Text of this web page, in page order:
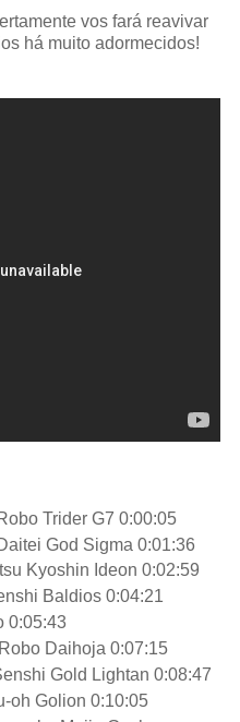
vos fará reavivar
há muito adormecidos!
Trider G7 0:00:05
God Sigma 0:01:36
Kyoshin Ideon 0:02:59
Baldios 0:04:21
0:05:43
Daihoja 0:07:15
Gold Lightan 0:08:47
oh Golion 0:10:05